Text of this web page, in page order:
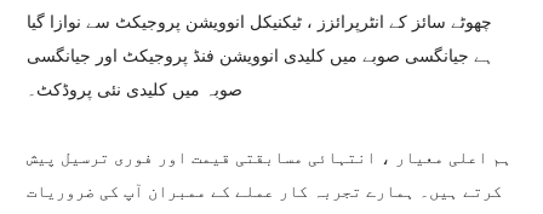
چھوٹے سائز کے انٹرپرائزز ، ٹیکنیکل انوویشن پروجیکٹ سے نوازا گیا
ہے جیانگسی صوبے میں کلیدی انوویشن فنڈ پروجیکٹ اور جیانگسی
صوبہ میں کلیدی نئی پروڈکٹ۔
ہم اعلی معیار ، انتہائی مسابقتی قیمت اور فوری ترسیل پیش
کرتے ہیں۔ ہمارے تجربہ کار عملے کے ممبران آپ کی ضروریات